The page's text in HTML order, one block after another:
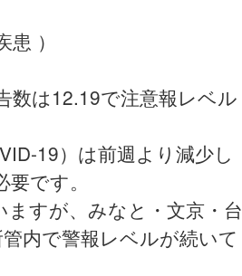
）
数は12.19で注意報レベル
19）は前週より減少し
です。
ますが、みなと・文京・台
内で警報レベルが続いて